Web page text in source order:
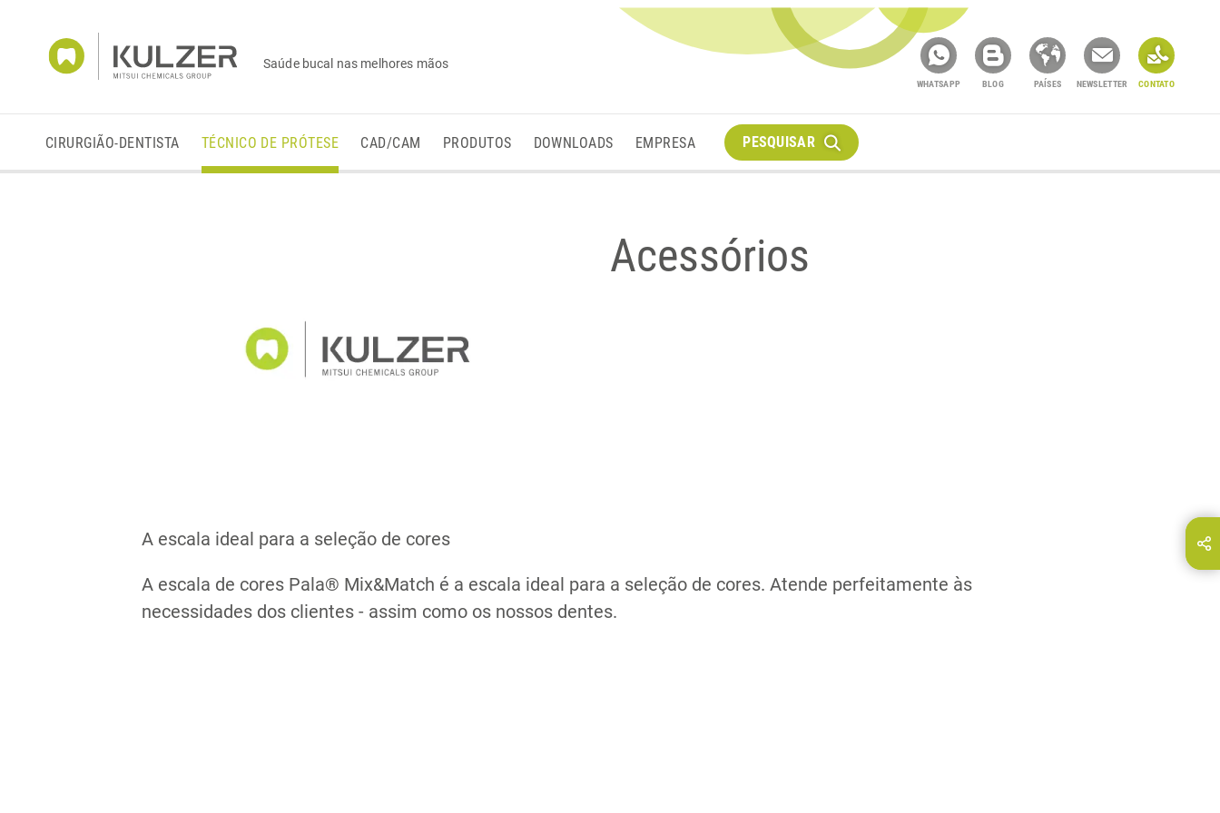
Saúde bucal nas melhores mãos
WHATSAPP BLOG PAÍSES NEWSLETTER CONTATO
CIRURGIÃO-DENTISTA TÉCNICO DE PRÓTESE CAD/CAM PRODUTOS DOWNLOADS EMPRESA PESQUISAR
Acessórios
A escala ideal para a seleção de cores
A escala de cores Pala® Mix&Match é a escala ideal para a seleção de cores. Atende perfeitamente às
necessidades dos clientes - assim como os nossos dentes.